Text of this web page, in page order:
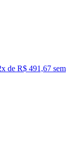
x de R$ 491,67 sem